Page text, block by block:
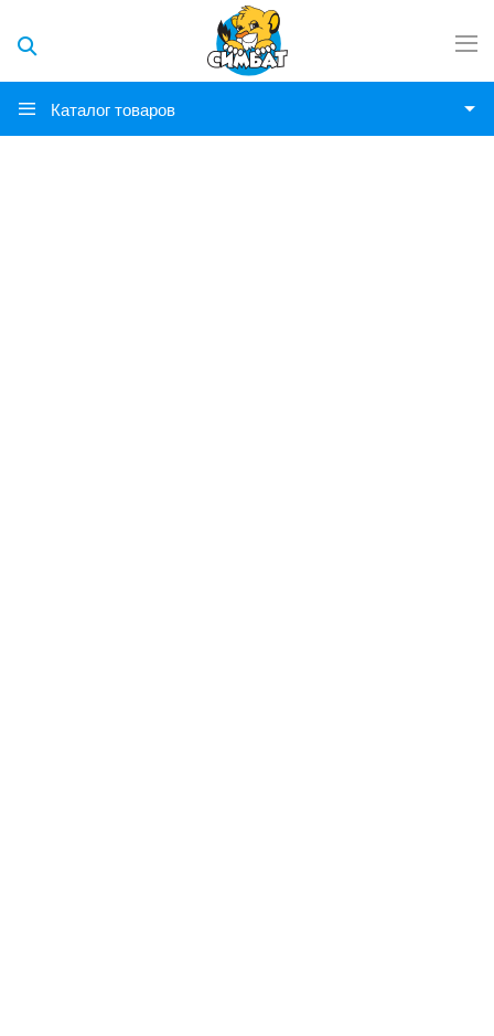
Каталог товаров